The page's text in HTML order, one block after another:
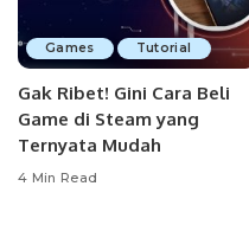
Games Tutorial
Gak Ribet! Gini Cara Beli
Game di Steam yang
Ternyata Mudah
4 Min Read